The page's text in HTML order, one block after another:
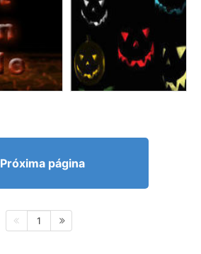
Próxima página
1